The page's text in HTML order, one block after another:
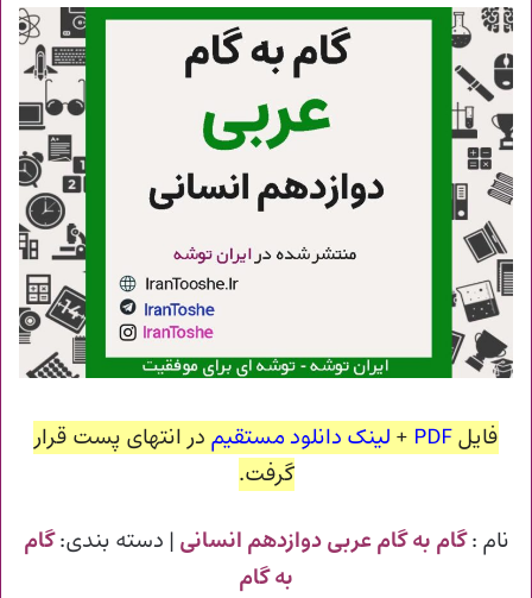
فایلPDF
+ لینک دانلود مستقیم در انتهای پست قرار
گرفت.
نام :گام به گام عربی دوازدهم انسانی | دسته بندی:گام
به گام